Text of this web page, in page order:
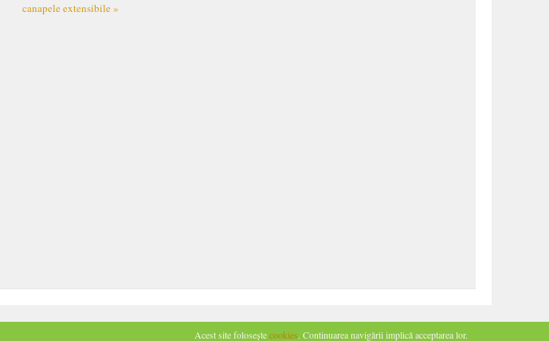
canapele extensibile »
Acest site foloseștecookies. Continuarea navigării implică acceptarea lor.